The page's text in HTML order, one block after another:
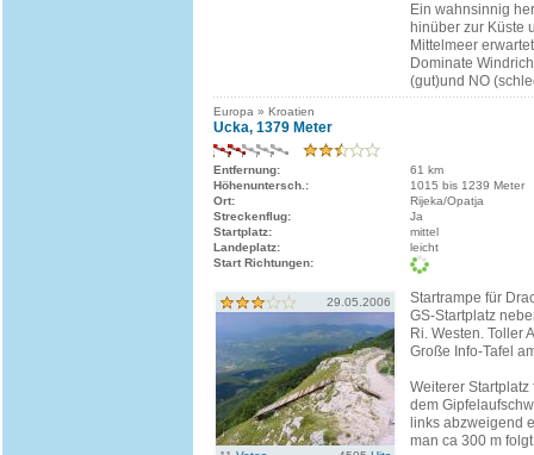
Ein wahnsinnig
hinüber zur Küste
Mittelmeer
Dominate
(gut)und NO
Europa » Kroatien
Ucka, 1379 Meter
Entfernung:
61 km
Höhenuntersch.:
1015 bis 1239 Meter
Ort:
Rijeka/Opatja
Streckenflug:
Ja
Startplatz:
mittel
Landeplatz:
leicht
Start Richtungen:
29.05.2006
Startrampe für
GS-Startplatz
Ri. Westen. Toller
Große Info-Tafel
Weiterer Startplatz
dem
links abzweigend
man ca 300 m